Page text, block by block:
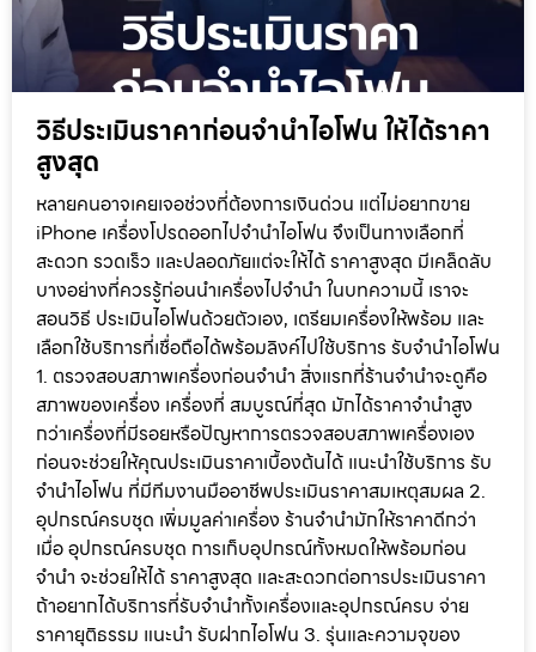
วิธีประเมินราคาก่อนจำนำไอโฟน ให้ได้ราคา
สูงสุด
หลายคนอาจเคยเจอช่วงที่ต้องการเงินด่วน แต่ไม่อยากขาย
iPhone เครื่องโปรดออกไปจำนำไอโฟน จึงเป็นทางเลือกที่
สะดวก รวดเร็ว และปลอดภัยแต่จะให้ได้ ราคาสูงสุด มีเคล็ดลับ
บางอย่างที่ควรรู้ก่อนนำเครื่องไปจำนำ ในบทความนี้ เราจะ
สอนวิธี ประเมินไอโฟนด้วยตัวเอง, เตรียมเครื่องให้พร้อม และ
เลือกใช้บริการที่เชื่อถือได้พร้อมลิงค์ไปใช้บริการ รับจำนำไอโฟน
1. ตรวจสอบสภาพเครื่องก่อนจำนำ สิ่งแรกที่ร้านจำนำจะดูคือ
สภาพของเครื่อง เครื่องที่ สมบูรณ์ที่สุด มักได้ราคาจำนำสูง
กว่าเครื่องที่มีรอยหรือปัญหาการตรวจสอบสภาพเครื่องเอง
ก่อนจะช่วยให้คุณประเมินราคาเบื้องต้นได้ แนะนำใช้บริการ รับ
จำนำไอโฟน ที่มีทีมงานมืออาชีพประเมินราคาสมเหตุสมผล 2.
อุปกรณ์ครบชุด เพิ่มมูลค่าเครื่อง ร้านจำนำมักให้ราคาดีกว่า
เมื่อ อุปกรณ์ครบชุด การเก็บอุปกรณ์ทั้งหมดให้พร้อมก่อน
จำนำ จะช่วยให้ได้ ราคาสูงสุด และสะดวกต่อการประเมินราคา
ถ้าอยากได้บริการที่รับจำนำทั้งเครื่องและอุปกรณ์ครบ จ่าย
ราคายุติธรรม แนะนำ รับฝากไอโฟน 3. รุ่นและความจุของ